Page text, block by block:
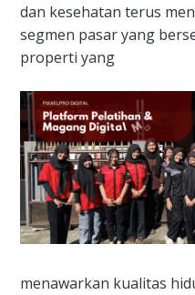
dan kesehatan terus
segmen pasar yang
properti yang
menawarkan kualitas